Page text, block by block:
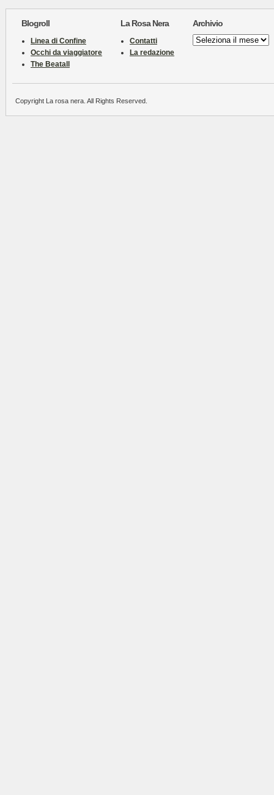
Blogroll
Linea di Confine
Occhi da viaggiatore
The Beatall
La Rosa Nera
Contatti
La redazione
Archivio
Archivio
Copyright La rosa nera. All Rights Reserved.